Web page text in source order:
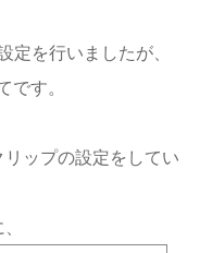
定を行いましたが、
です。
ップの設定をしてい